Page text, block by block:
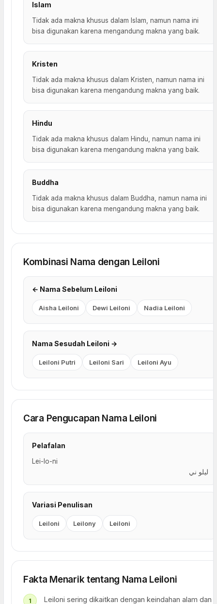
Islam
Tidak ada makna khusus dalam Islam, namun nama ini
bisa digunakan karena mengandung makna yang baik.
Kristen
Tidak ada makna khusus dalam Kristen, namun nama ini
bisa digunakan karena mengandung makna yang baik.
Hindu
Tidak ada makna khusus dalam Hindu, namun nama ini
bisa digunakan karena mengandung makna yang baik.
Buddha
Tidak ada makna khusus dalam Buddha, namun nama ini
bisa digunakan karena mengandung makna yang baik.
Kombinasi Nama dengan Leiloni
← Nama Sebelum Leiloni
Aisha Leiloni Dewi Leiloni Nadia Leiloni
Nama Sesudah Leiloni →
Leiloni Putri Leiloni Sari Leiloni Ayu
Cara Pengucapan Nama Leiloni
Pelafalan
Lei-lo-ni
ليلو ني
Variasi Penulisan
Leiloni Leilony Leiloni
Fakta Menarik tentang Nama Leiloni
Leiloni sering dikaitkan dengan keindahan alam dan